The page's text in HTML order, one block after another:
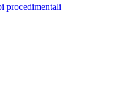
procedimentali